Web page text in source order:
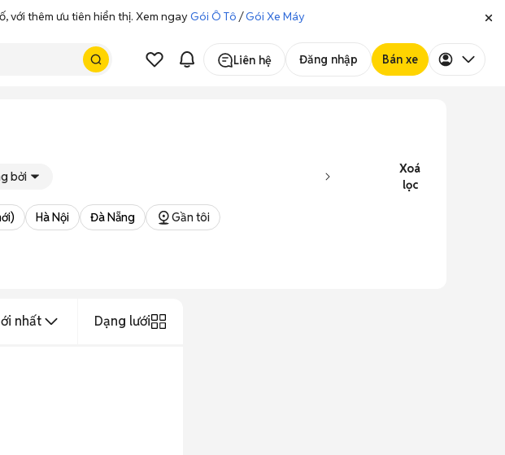
với thêm ưu tiên hiển thị. Xem ngayGói Ô Tô /Gói Xe Máy
Liên hệ Đăng nhập Bán xe
bởi
Xoá
lọc
Hà Nội Đà Nẵng Gần tôi
nhất Dạng lưới